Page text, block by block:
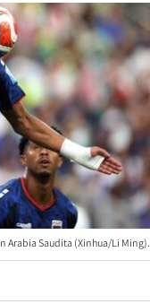
Arabia Saudita (Xinhua/Li Ming).